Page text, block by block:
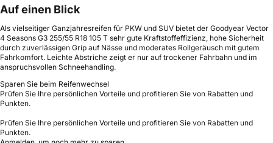
Auf einen Blick
Als vielseitiger Ganzjahresreifen für PKW und SUV bietet der Goodyear Vector
4 Seasons G3 255/55 R18 105 T sehr gute Kraftstoffeffizienz, hohe Sicherheit
durch zuverlässigen Grip auf Nässe und moderates Rollgeräusch mit gutem
Fahrkomfort. Leichte Abstriche zeigt er nur auf trockener Fahrbahn und im
anspruchsvollen Schneehandling.
Sparen Sie beim Reifenwechsel
Prüfen Sie Ihre persönlichen Vorteile und profitieren Sie von Rabatten und
Punkten.
Prüfen Sie Ihre persönlichen Vorteile und profitieren Sie von Rabatten und
Punkten.